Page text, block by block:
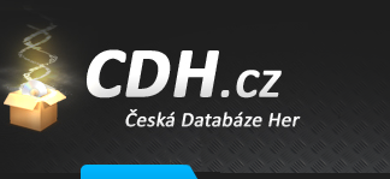
CDH.cz - hry na PC,
PS, XBOX - Česká
databáze her